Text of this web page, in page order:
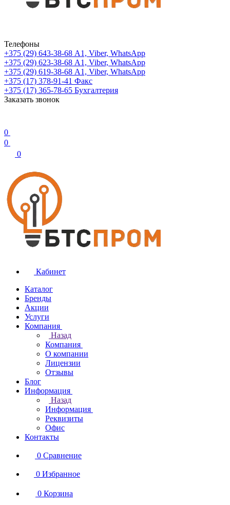
Телефоны
+375 (29) 643-38-68 А1, Viber, WhatsApp
+375 (29) 623-38-68 А1, Viber, WhatsApp
+375 (29) 619-38-68 А1, Viber, WhatsApp
+375 (17) 378-91-41 Факс
+375 (17) 365-78-65 Бухгалтерия
Заказать звонок
0
0
0
Кабинет
Каталог
Бренды
Акции
Услуги
Компания
Назад
Компания
О компании
Лицензии
Отзывы
Блог
Информация
Назад
Информация
Реквизиты
Офис
Контакты
0 Сравнение
0 Избранное
0 Корзина